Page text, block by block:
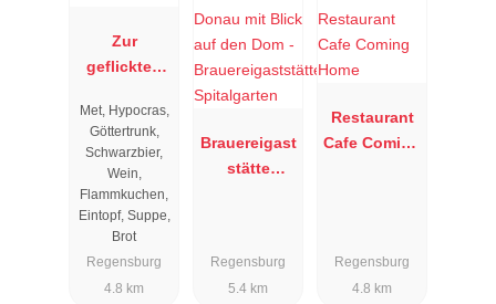
Zur
geflickten
Met, Hypocras,
Göttertrunk,
Schwarzbier,
Wein,
Flammkuchen,
Eintopf, Suppe,
Brot
Regensburg
4.8 km
Brauereigast
stätte
Regensburg
5.4 km
Restaurant
Cafe Coming
Regensburg
4.8 km